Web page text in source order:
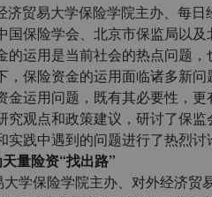
贸易大学保险学院主办、每
国保险学会、北京市保监局以
的运用是当前社会的热点问题
，保险资金的运用面临诸多新
金运用问题，既有其必要性，
究观点和政策建议，研讨了保
践中遇到的问题进行了热烈讨
量险资“找出路”
学保险学院主办、对外经济